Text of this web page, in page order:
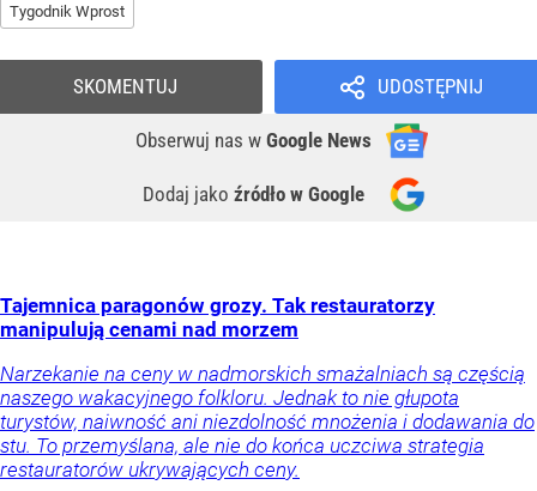
Tygodnik Wprost
UDOSTĘPNIJ
Obserwuj nas w Google News
Dodaj jako źródło w Google
SKOMENTUJ
Tajemnica paragonów grozy. Tak restauratorzy
manipulują cenami nad morzem
Narzekanie na ceny w nadmorskich smażalniach są częścią
naszego wakacyjnego folkloru. Jednak to nie głupota
turystów, naiwność ani niezdolność mnożenia i dodawania do
stu. To przemyślana, ale nie do końca uczciwa strategia
restauratorów ukrywających ceny.